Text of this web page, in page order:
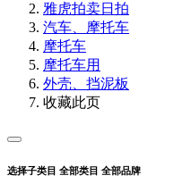
雅虎拍卖日拍
汽车、摩托车
摩托车
摩托车用
外壳、挡泥板
收藏此页
选择子类目 全部类目 全部品牌